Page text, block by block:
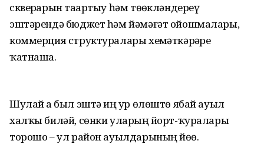
скверҙарын таҙартыу һәм төҙөкләндереү
эштәрендә бюджет һәм йәмәғәт ойошмалары,
коммерция структуралары хеҙмәткәрҙәре
ҡатнаша.
Шулай ҙа был эштә иң ҙур өлөштө ябай ауыл
халҡы биләй, сөнки уларҙың йорт-ҡуралары
торошо – ул район ауылдарының йөҙө.